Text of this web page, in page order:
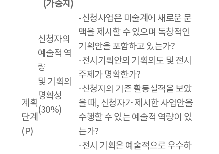
(가중치)
계획
단계
(P)
신청자의
예술적 역
량
및 기획의
명확성
(30%)
-신청사업은 미술계에 새로운 문
맥을 제시할 수 있으며 독창적인
기획안을 포함하고 있는가?
-전시기획안의 기획의도 및 전시
주제가 명확한가?
-신청자의 기존 활동실적을 보았
을 때, 신청자가 제시한 사업안을
수행할 수 있는 예술적 역량이 있
는가?
-전시 기획은 예술적으로 우수하